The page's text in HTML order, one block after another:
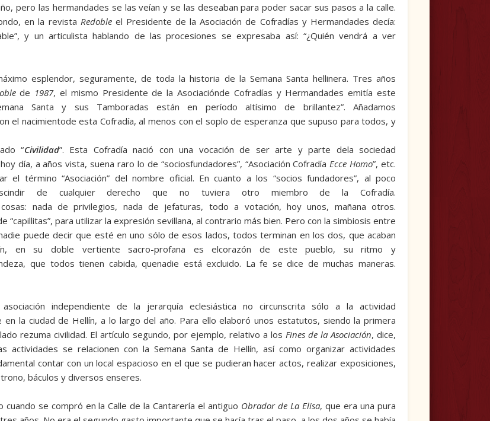
pero las hermandades se las veían y se las deseaban para poder sacar sus pasos a la calle.
en la revista Redobleel Presidente de la Aso­ciación de Cofradías y Hermandades decía:
y un arti­culista hablando de las procesiones se expresaba así: “¿Quién vendrá a ver
esplendor, seguramente, de toda la historia de la Semana Santa hellinera. Tres años
de 1987, el mismo Presidente de la Asociaciónde Cofradías y Hermandades emitía este
Santa y sus Tamboradas están en período altísimo de brillantez”. Añadamos
el nacimientode esta Cofradía, al menos con el soplo de esperanza que supuso para todos, y
“Civilidad”. Esta Cofradía nació con una vocación de ser arte y parte dela sociedad
día, a años vista, suena raro lo de “sociosfundadores”, “Asociación CofradíaEcce Homo”, etc.
el término “Asociación” del nombre oficial. En cuanto a los “socios fundadores”, al poco
de cualquier derecho que no tuviera otro miembro de la Cofra­día.
nada de privilegios, nada de jefaturas, todo a vo­tación, hoy unos, mañana otros.
para utili­zar la expresión sevillana, al contrario más bien. Pero con la simbiosis entre
puede decir que esté en uno sólo de esos lados, todos terminan en los dos, que acaban
en su doble vertiente sacro-profana es elcorazón de este pueblo, su ritmo y
que todos tienen cabida, quenadie está excluido. La fe se dice de muchas maneras.
independiente de la jerarquía eclesiástica no circunscrita sólo a la actividad
la ciudad de Hellín, a lo largo del año. Para ello elaboró unos estatutos, siendo la primera
rezuma civilidad. El artículo segundo, por ejemplo, relativo a losFines de la Asociación, dice,
actividades se relacionen con la Semana Santa de Hellín, así como organizar actividades
contar con un local espacioso en el que se pudieran hacer actos, realizar exposiciones,
báculos y diversos enseres.
se compró en la Calle de la Cantarería el antiguo Obrador de La Elisa, que era una pura